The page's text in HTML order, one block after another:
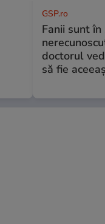
GSP.ro
Fanii sunt în
doctorul
să fie